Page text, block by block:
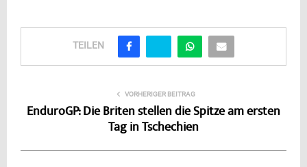
TEILEN
VORHERIGER BEITRAG
EnduroGP: Die Briten stellen die Spitze am ersten
Tag in Tschechien